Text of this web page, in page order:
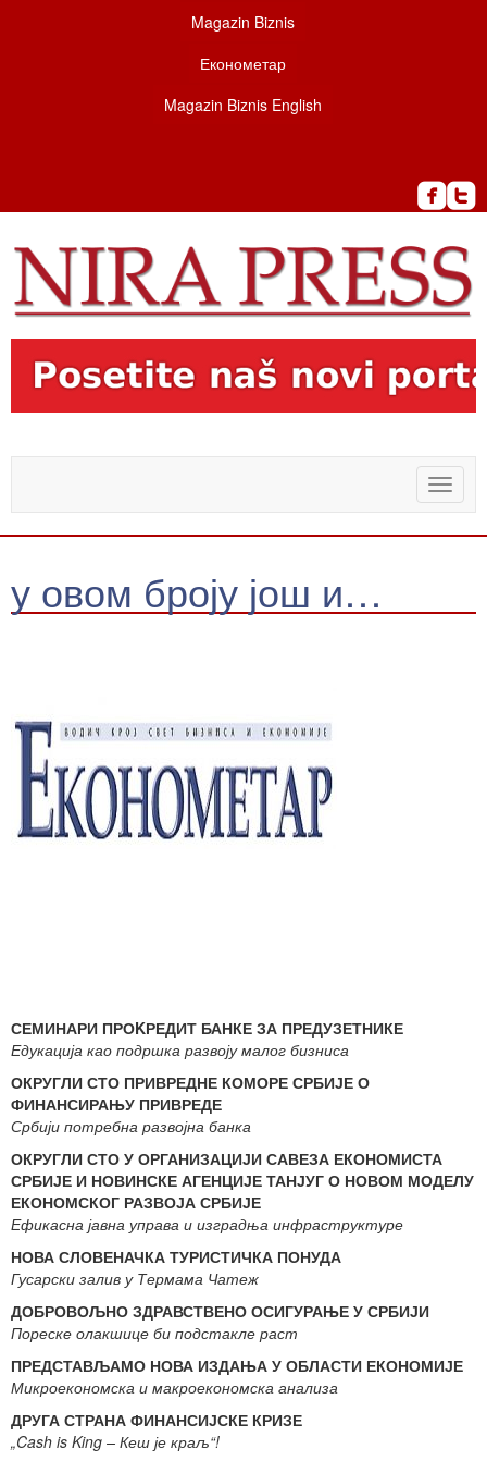
Magazin Biznis
Економетар
Magazin Biznis English
Toggle
у овом броју још и…
СЕМИНАРИ ПРОKРЕДИТ БАНКЕ ЗА ПРЕДУЗЕТНИКЕ
Едукација као подршка развоју малог бизниса
ОКРУГЛИ СТО ПРИВРЕДНЕ КОМОРЕ СРБИЈЕ О
ФИНАНСИРАЊУ ПРИВРЕДЕ
Србији потребна развојна банка
ОКРУГЛИ СТО У ОРГАНИЗАЦИЈИ САВЕЗА ЕКОНОМИСТА
СРБИЈЕ И НОВИНСКЕ АГЕНЦИЈЕ ТАНЈУГ О НОВОМ МОДЕЛУ
ЕКОНОМСКОГ РАЗВОЈА СРБИЈЕ
Ефикасна јавна управа и изградња инфраструктуре
НОВА СЛОВЕНАЧКА ТУРИСТИЧКА ПОНУДА
Гусарски залив у Термама Чатеж
ДОБРОВОЉНО ЗДРАВСТВЕНО ОСИГУРАЊЕ У СРБИЈИ
Пореске олакшице би подстакле раст
ПРЕДСТАВЉАМО НОВА ИЗДАЊА У ОБЛАСТИ ЕКОНОМИЈЕ
Микроекономска и макроекономска анализа
ДРУГА СТРАНА ФИНАНСИЈСКЕ КРИЗЕ
„Cash is King – Кеш је краљ“!